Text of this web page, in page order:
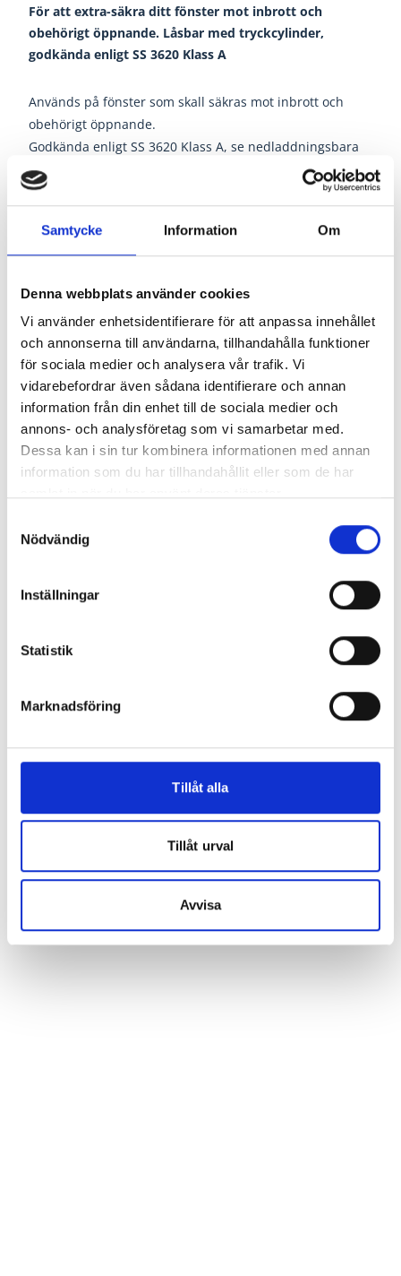
Samtycke Information Om
Denna webbplats använder cookies
Vi använder enhetsidentifierare för att anpassa innehållet
och annonserna till användarna, tillhandahålla funktioner
för sociala medier och analysera vår trafik. Vi
vidarebefordrar även sådana identifierare och annan
information från din enhet till de sociala medier och
annons- och analysföretag som vi samarbetar med.
Dessa kan i sin tur kombinera informationen med annan
information som du har tillhandahållit eller som de har
Nödvändig
Inställningar
Statistik
Marknadsföring
Tillåt alla
Tillåt urval
Avvisa
För att extra-säkra ditt fönster mot inbrott och
obehörigt öppnande. Låsbar med tryckcylinder,
godkända enligt SS 3620 Klass A
Används på fönster som skall säkras mot inbrott och
obehörigt öppnande.
Godkända enligt SS 3620 Klass A, se nedladdningsbara
dokument under fliken certifikat.